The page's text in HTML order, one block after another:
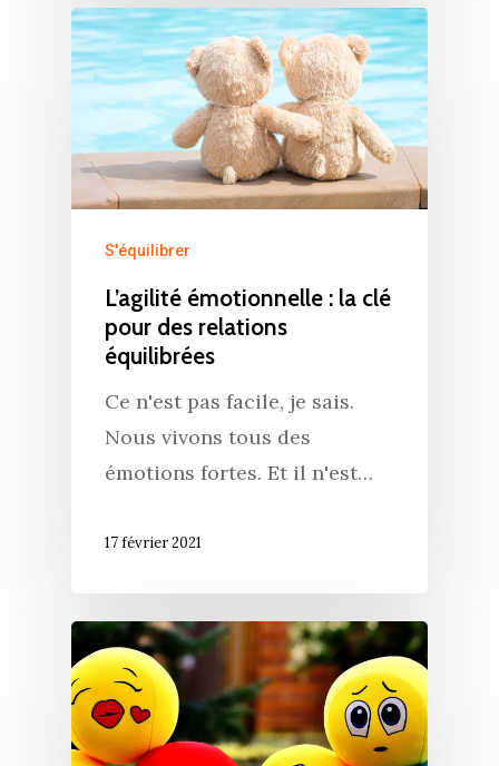
S'équilibrer
L’agilité émotionnelle : la clé
pour des relations
équilibrées
Ce n'est pas facile, je sais.
Nous vivons tous des
émotions fortes. Et il n'est…
17 février 2021